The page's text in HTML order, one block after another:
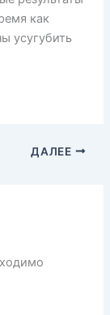
как
усугубить
ДАЛЕЕ